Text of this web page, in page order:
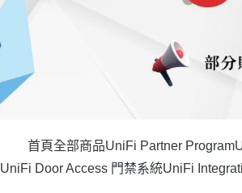
首頁全部商品UniFi Partner Program
UniFi Door Access 門禁系統UniFi